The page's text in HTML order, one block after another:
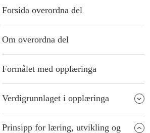
Forsida overordna del
Om overordna del
Formålet med opplæringa
Verdigrunnlaget i opplæringa
Prinsipp for læring, utvikling og